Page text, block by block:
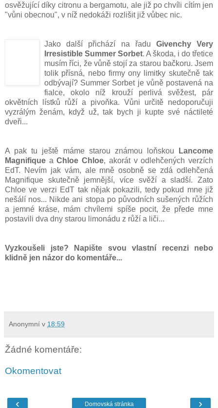
osvěžující díky citronu a bergamotu, ale již po chvíli cítím jen
"vůni obecnou", v níž nedokáži rozlišit již vůbec nic.
Jako další přichází na řadu Givenchy Very
Irresistible Summer Sorbet. A škoda, i do třetice
musím říci, že vůně stojí za starou bačkoru. Jsem
tolik přísná, nebo firmy ony limitky skutečně tak
odbývají? Summer Sorbet je vůně postavená na
fialce, okolo níž krouží perlivá svěžest, pár
okvětních lístků růží a pivoňka. Vůni určitě nedoporučuji
vyzrálým ženám, když už, tak bych ji kupte své náctileté
dveři...
A pak tu ještě máme starou známou loňskou
Lancome
Magnifique aChloe Chloe, akorát v odlehčených verzích
EdT. Nevím jak vám, ale mně osobně se zdá odlehčená
Magnifique skutečně jemnější, více svěží a sladší. Zato
Chloe ve verzi EdT tak nějak pokazili, tedy pokud mne již
nešálí nos... Nikde ani stopa po původních sušených růžích
a jemné kráse, mám chvílemi spíše pocit, že přede mne
postavili dva dny starou limonádu z růží a liči...
Vyzkoušeli jste? Napište svou vlastní recenzi nebo
klidně jen názor do komentáře...
Anonymní v 18:59
Žádné komentáře:
Okomentovat
‹ ›
Domovská stránka